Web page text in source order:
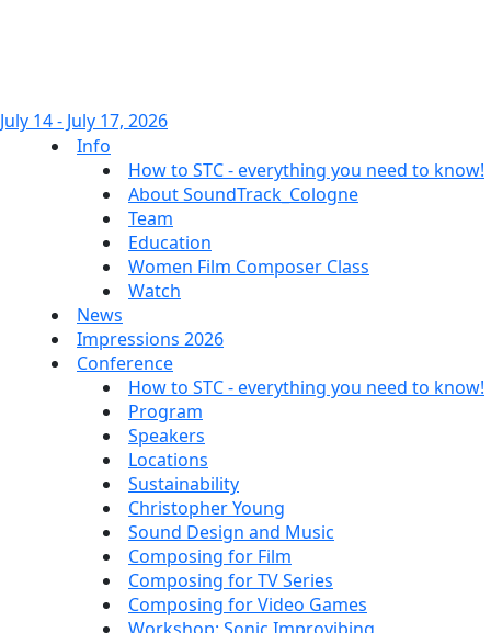
July 14 - July 17, 2026
Info
How to STC - everything you need to know!
About SoundTrack_Cologne
Team
Education
Women Film Composer Class
Watch
News
Impressions 2026
Conference
How to STC - everything you need to know!
Program
Speakers
Locations
Sustainability
Christopher Young
Sound Design and Music
Composing for Film
Composing for TV Series
Composing for Video Games